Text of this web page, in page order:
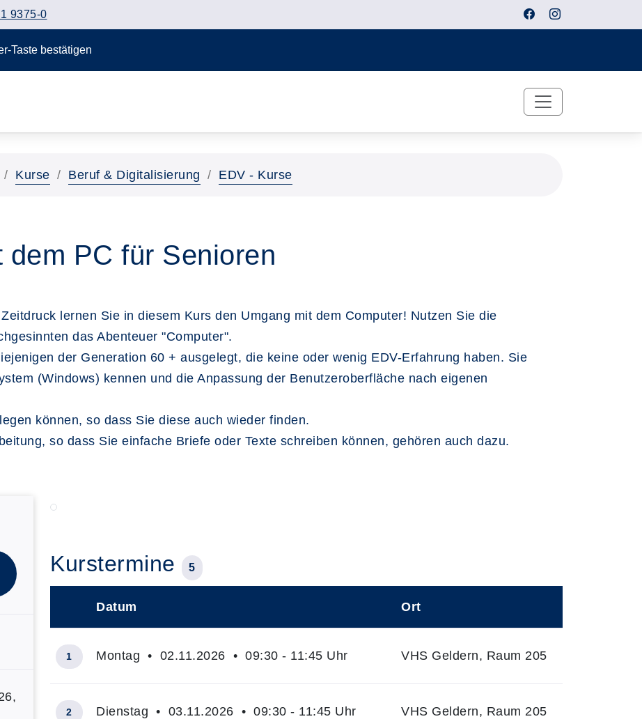
9375-0
Taste bestätigen
Kurse Beruf & Digitalisierung EDV - Kurse
PC für Senioren
lernen Sie in diesem Kurs den Umgang mit dem Computer! Nutzen Sie die
das Abenteuer "Computer".
der Generation 60 + ausgelegt, die keine oder wenig EDV-Erfahrung haben. Sie
(Windows) kennen und die Anpassung der Benutzeroberfläche nach eigenen
können, so dass Sie diese auch wieder finden.
so dass Sie einfache Briefe oder Texte schreiben können, gehören auch dazu.
Kurstermine 5
Datum Ort
1 Montag • 02.11.2026 • 09:30 - 11:45 Uhr VHS Geldern, Raum 205
2 Dienstag • 03.11.2026 • 09:30 - 11:45 Uhr VHS Geldern, Raum 205